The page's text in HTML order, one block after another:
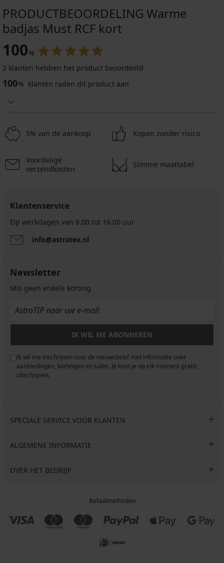
PRODUCTBEOORDELING Warme
badjas Must RCF kort
100%
2 klanten hebben het product beoordeeld
100% klanten raden dit product aan
5% van de aankoop Kopen zonder risico
Voordelige
verzendkosten
Slimme maattabel
Klantenservice
Op werkdagen van 8.00 tot 16.00 uur
info@astratex.nl
Newsletter
Mis geen enkele korting
IK WIL ME ABONNEREN
Ik wil me inschrijven voor de nieuwsbrief met informatie over
aanbiedingen, kortingen en sales. Je kunt je op elk moment gratis
uitschrijven.
SPECIALE SERVICE VOOR KLANTEN
ALGEMENE INFORMATIE
OVER HET BEDRIJF
Betaalmethoden